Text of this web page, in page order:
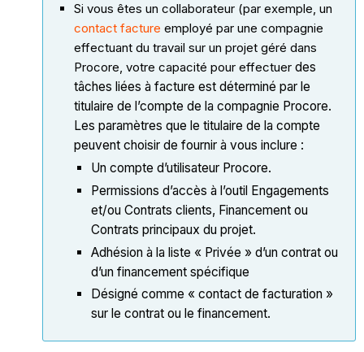
Si vous êtes un collaborateur (par exemple, un
contact facture employé par une compagnie
effectuant du travail sur un projet géré dans
Procore, votre capacité pour effectuer des
tâches liées à facture est déterminé par le
titulaire de l’compte de la compagnie Procore.
Les paramètres que le titulaire de la compte
peuvent choisir de fournir à vous inclure :
Un compte d’utilisateur Procore.
Permissions d’accès à l’outil Engagements
et/ou Contrats clients, Financement ou
Contrats principaux du projet.
Adhésion à la liste « Privée » d’un contrat ou
d’un financement spécifique
Désigné comme « contact de facturation »
sur le contrat ou le financement.